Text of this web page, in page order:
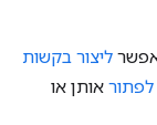
ליצור בקשות
לפתור אותן או